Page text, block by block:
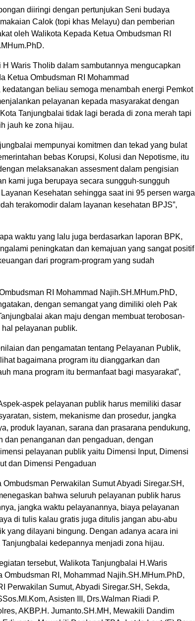
diiringi dengan pertunjukan Seni budaya
Calok (topi khas Melayu) dan pemberian
oleh Walikota Kepada Ketua Ombudsman RI
Waris Tholib dalam sambutannya mengucapkan
Ketua Ombudsman RI Mohammad
beliau semoga menambah energi Pemkot
pelayanan kepada masyarakat dengan
Tanjungbalai tidak lagi berada di zona merah tapi
jauh ke zona hijau.
mempunyai komitmen dan tekad yang bulat
bebas Korupsi, Kolusi dan Nepotisme, itu
melaksanakan assesment dalam pengisian
kami juga berupaya secara sungguh-sungguh
Kesehatan sehingga saat ini 95 persen warga
terakomodir dalam layanan kesehatan BPJS”,
waktu yang lalu juga berdasarkan laporan BPK,
peningkatan dan kemajuan yang sangat positif
dari program-program yang sudah
RI Mohammad Najih.SH.MHum.PhD,
dengan semangat yang dimiliki oleh Pak
akan maju dengan membuat terobosan-
pelayanan publik.
dan pengamatan tentang Pelayanan Publik,
bagaimana program itu dianggarkan dan
mana program itu bermanfaat bagi masyarakat”,
aspek pelayanan publik harus memiliki dasar
sistem, mekanisme dan prosedur, jangka
produk layanan, sarana dan prasarana pendukung,
dan penanganan dan pengaduan, dengan
pelayanan publik yaitu Dimensi Input, Dimensi
dan Dimensi Pengaduan
Ombudsman Perwakilan Sumut Abyadi Siregar.SH,
bahwa seluruh pelayanan publik harus
jangka waktu pelayanannya, biaya pelayanan
di tulis kalau gratis juga ditulis jangan abu-abu
yang dilayani bingung. Dengan adanya acara ini
kedepannya menjadi zona hijau.
tersebut, Walikota Tanjungbalai H.Waris
Ombudsman RI, Mohammad Najih.SH.MHum.PhD,
Perwakilan Sumut, Abyadi Siregar.SH, Sekda,
Asisten III, Drs.Walman Riadi P.
AKBP.H. Jumanto.SH.MH, Mewakili Dandim